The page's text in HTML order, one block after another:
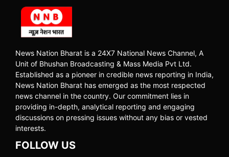
News Nation Bharat is a 24X7 National News Channel, A
Unit of Bhushan Broadcasting & Mass Media Pvt Ltd.
Established as a pioneer in credible news reporting in India,
News Nation Bharat has emerged as the most respected
news channel in the country. Our commitment lies in
providing in-depth, analytical reporting and engaging
discussions on pressing issues without any bias or vested
interests.
FOLLOW US